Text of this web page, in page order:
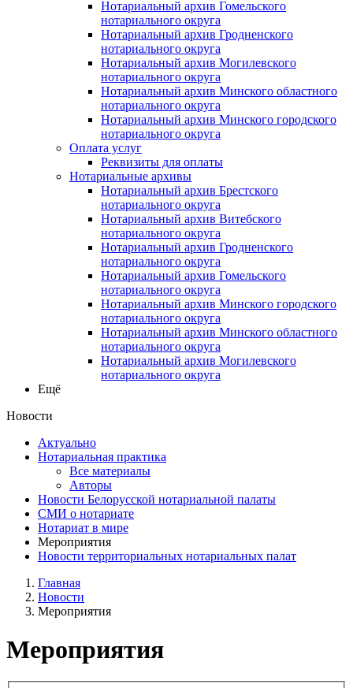
Нотариальный архив Гомельского
нотариального округа
Нотариальный архив Гродненского
нотариального округа
Нотариальный архив Могилевского
нотариального округа
Нотариальный архив Минского областного
нотариального округа
Нотариальный архив Минского городского
нотариального округа
Оплата услуг
Реквизиты для оплаты
Нотариальные архивы
Нотариальный архив Брестского
нотариального округа
Нотариальный архив Витебского
нотариального округа
Нотариальный архив Гродненского
нотариального округа
Нотариальный архив Гомельского
нотариального округа
Нотариальный архив Минского городского
нотариального округа
Нотариальный архив Минского областного
нотариального округа
Нотариальный архив Могилевского
нотариального округа
Ещё
Новости
Актуально
Нотариальная практика
Все материалы
Авторы
Новости Белорусской нотариальной палаты
СМИ о нотариате
Нотариат в мире
Мероприятия
Новости территориальных нотариальных палат
Главная
Новости
Мероприятия
Мероприятия